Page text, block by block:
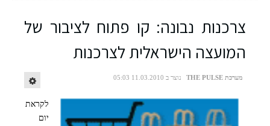
צרכנות נבונה: קו פתוח לציבור של
המועצה הישראלית לצרכנות
מערכת THE PULSE נוצר ב 11.03.2010 05:03
לקראת
יום